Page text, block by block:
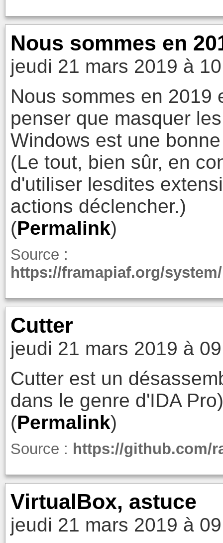
Nous sommes en
jeudi 21 mars 2019 à
Nous sommes en 2019
penser que masquer
Windows est une
(Le tout, bien sûr, en
d'utiliser lesdites
actions déclencher.)
(Permalink)
Source :
https://framapiaf.org/
Cutter
jeudi 21 mars 2019 à
Cutter est un
dans le genre d'IDA
(Permalink)
Source : https://github.com/
VirtualBox, astuce
jeudi 21 mars 2019 à